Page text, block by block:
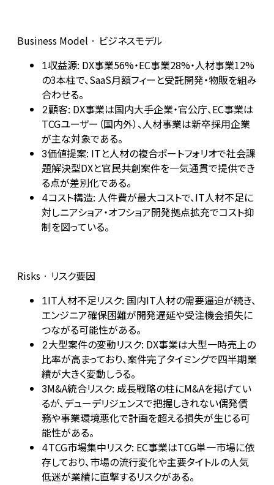
Business Model · ビジネスモデル
1収益源: DX事業56%・EC事業28%・人材事業12%
の3本柱で、SaaS月額フィーと受託開発・物販を組み
合わせる。
2顧客: DX事業は国内大手企業・官公庁、EC事業は
TCGユーザー（国内外）、人材事業は新卒採用企業
が主な対象である。
3価値提案: ITと人材の複合ポートフォリオで社会課
題解決型DXと官民共創案件を一気通貫で提供でき
る点が差別化である。
4コスト構造: 人件費が最大コストで、IT人材不足に
対しニアショア・オフショア開発拠点拡充でコスト抑
制を図っている。
Risks · リスク要因
1IT人材不足リスク: 国内IT人材の需要逼迫が続き、
エンジニア確保困難が開発遅延や受注機会損失に
つながる可能性がある。
2大型案件の変動リスク: DX事業は大型一時売上の
比率が高まっており、案件完了タイミングで四半期業
績が大きく変動しうる。
3M&A統合リスク: 成長戦略の柱にM&Aを掲げてい
るが、デューデリジェンスで把握しきれない偶発債
務や事業環境悪化で計画を超える損失が生じる可
能性がある。
4TCG市場集中リスク: EC事業はTCG単一市場に依
存しており、市場の流行変化や主要タイトルの人気
低迷が業績に直撃するリスクがある。